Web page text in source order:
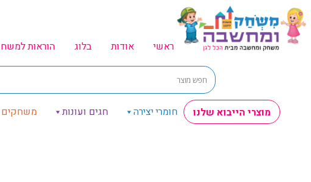
ראשי אודות בלוג הוראות
מוצרי הייבוא שלנו חומרי יצירה חגים ועונות משחקים